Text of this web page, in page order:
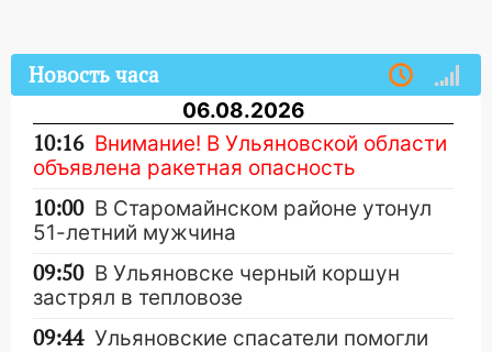
Новость часа
06.08.2026
10:16 Внимание! В Ульяновской области
объявлена ракетная опасность
10:00 В Старомайнском районе утонул
51-летний мужчина
09:50 В Ульяновске черный коршун
застрял в тепловозе
09:44 Ульяновские спасатели помогли